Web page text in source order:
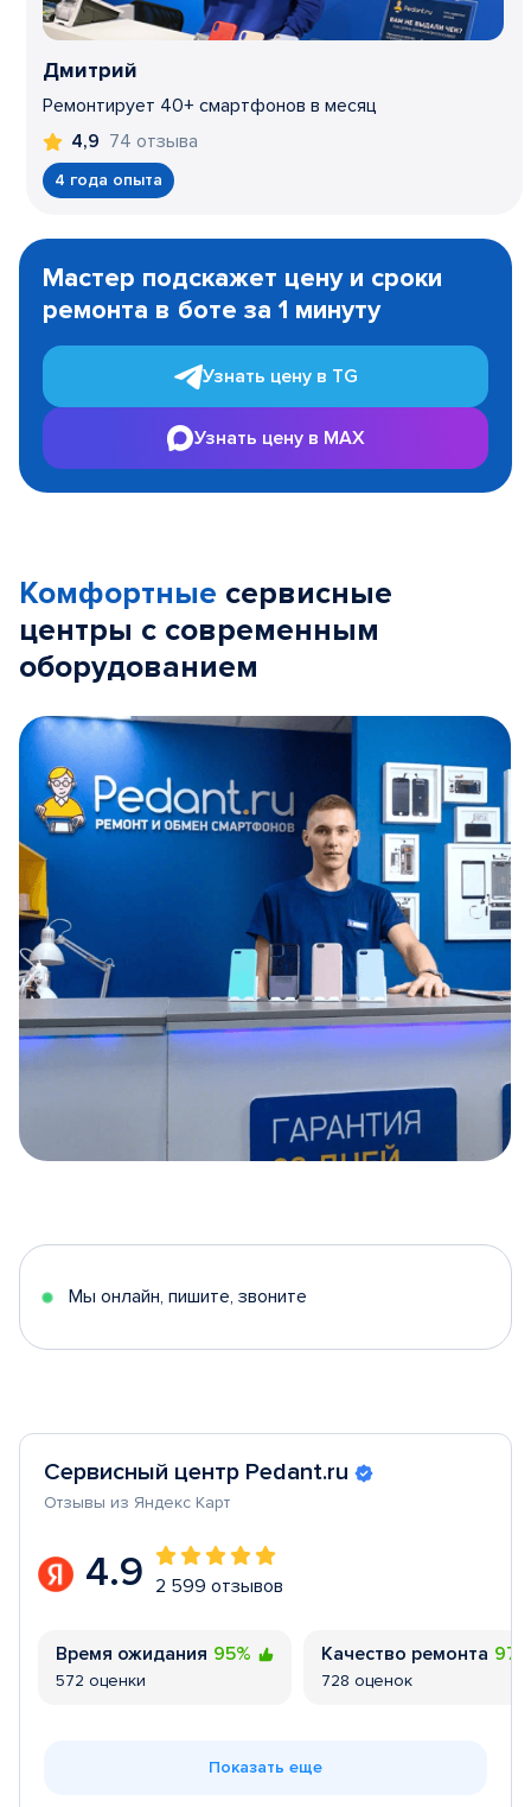
Дмитрий
Ремонтирует 40+ смартфонов в месяц
4,9 74 отзыва
4 года опыта
1
Мастер подскажет цену и сроки
ремонта в боте за 1 минуту
Узнать цену в TG
Узнать цену в MAX
Комфортные сервисные
центры с современным
оборудованием
5
Мы онлайн, пишите, звоните
Сервисный центр Pedant.ru
Отзывы из Яндекс Карт
4.9 2 599 отзывов
Время ожидания 95%
572 оценки
Качество ремонта
728 оценок
Показать еще